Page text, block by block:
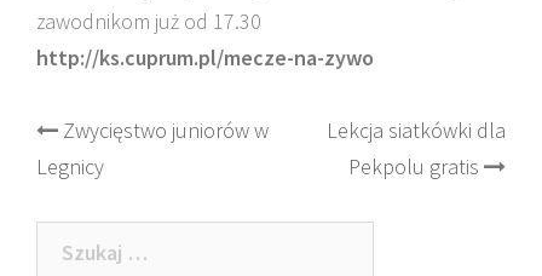
zawodnikom już od 17.30
http://ks.cuprum.pl/mecze-na-zywo
Post
navigation
Zwycięstwo juniorów w
Legnicy
Lekcja siatkówki dla
Pekpolu gratis
Szukaj: